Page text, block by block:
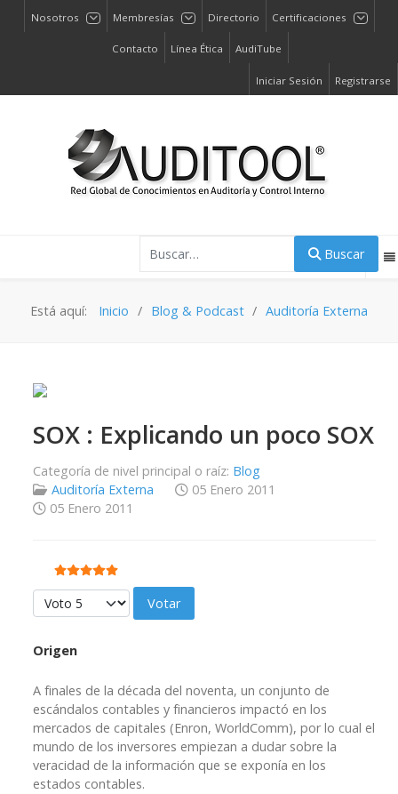
Nosotros Membresías Directorio Certificaciones
Contacto Línea Ética AudiTube
Iniciar Sesión Registrarse
Buscar
Está aquí: Inicio Blog & Podcast Auditoría Externa
SOX : Explicando un poco SOX
Categoría de nivel principal o raíz: Blog
Auditoría Externa
05 Enero 2011
05 Enero 2011
Ratio:5/5
Por favor, vote
Origen
A finales de la década del noventa, un conjunto de
escándalos contables y financieros impactó en los
mercados de capitales (Enron, WorldComm), por lo cual el
mundo de los inversores empiezan a dudar sobre la
veracidad de la información que se exponía en los
estados contables.